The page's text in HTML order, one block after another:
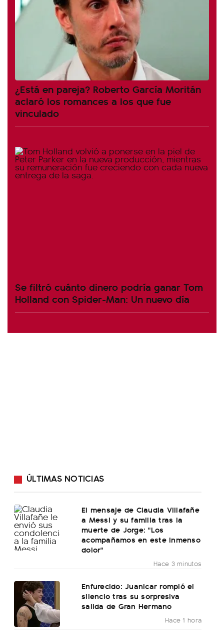
¿Está en pareja? Roberto García Moritán
aclaró los romances a los que fue
vinculado
Se filtró cuánto dinero podría ganar Tom
Holland con Spider-Man: Un nuevo día
ÚLTIMAS NOTICIAS
El mensaje de Claudia Villafañe
a Messi y su familia tras la
muerte de Jorge: "Los
acompañamos en este inmenso
dolor"
Hace 3 minutos
Enfurecido: Juanicar rompió el
silencio tras su sorpresiva
salida de Gran Hermano
Hace 1 hora